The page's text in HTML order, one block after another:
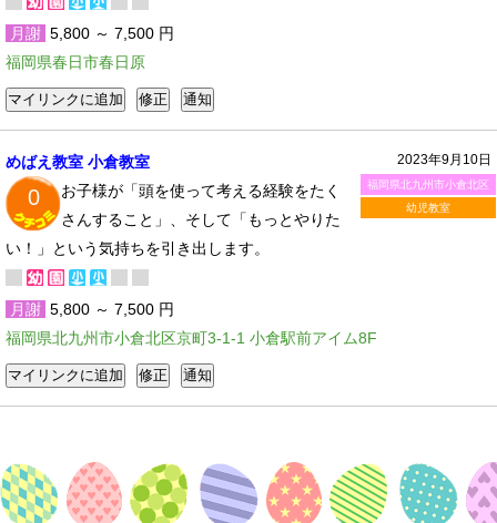
月謝 5,800 ～ 7,500 円
福岡県春日市春日原
2023年9月10日
福岡県北九州市小倉北区
幼児教室
めばえ教室 小倉教室
0
お子様が「頭を使って考える経験をたく
さんすること」、そして「もっとやりた
い！」という気持ちを引き出します。
月謝 5,800 ～ 7,500 円
福岡県北九州市小倉北区京町3-1-1 小倉駅前アイム8F